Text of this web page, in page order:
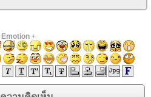
Emotion+